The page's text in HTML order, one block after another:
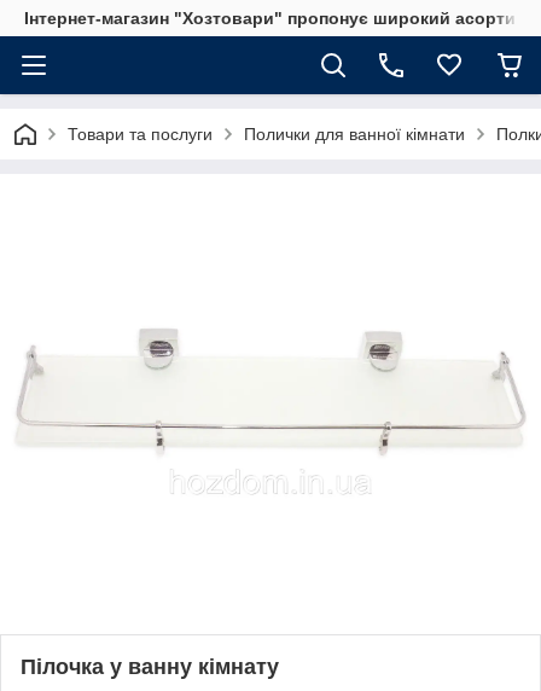
Інтернет-магазин "Хозтовари" пропонує широкий
Товари та послуги Полички для ванної кімнати
Пілочка у ванну кімнату